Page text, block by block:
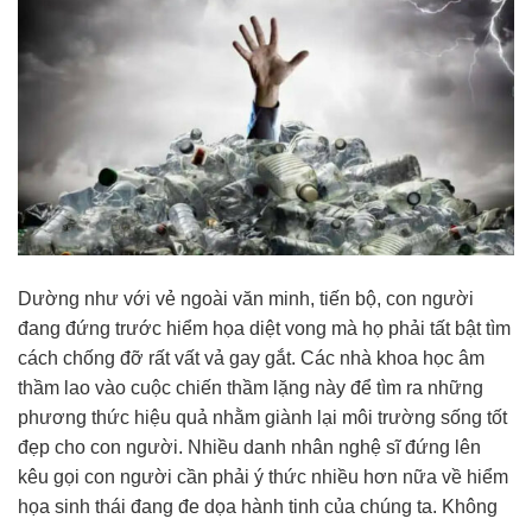
Dường như với vẻ ngoài văn minh, tiến bộ, con người
đang đứng trước hiểm họa diệt vong mà họ phải tất bật tìm
cách chống đỡ rất vất vả gay gắt. Các nhà khoa học âm
thầm lao vào cuộc chiến thầm lặng này để tìm ra những
phương thức hiệu quả nhằm giành lại môi trường sống tốt
đẹp cho con người. Nhiều danh nhân nghệ sĩ đứng lên
kêu gọi con người cần phải ý thức nhiều hơn nữa về hiểm
họa sinh thái đang đe dọa hành tinh của chúng ta. Không